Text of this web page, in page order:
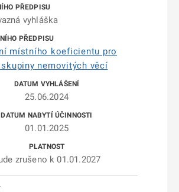
vyhláška
místního koeficientu pro
nemovitých věcí
25.06.2024
01.01.2025
zrušeno k 01.01.2027